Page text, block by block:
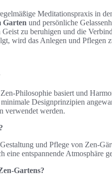
Meditationspraxis in
Garten und persönliche
zu beruhigen und die
wird das Anlegen und Pflegen
Philosophie basiert und
Designprinzipien
verwendet werden.
und Pflege von Zen-
entspannende Atmosphäre
Gartens?